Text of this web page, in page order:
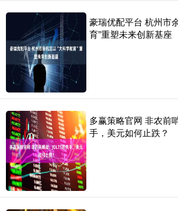
豪瑞优配平台 杭州市
育”重塑未来创新基座
多赢策略官网 非农前
手，美元如何止跌？